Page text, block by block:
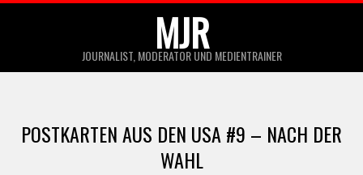
MJR
JOURNALIST, MODERATOR UND MEDIENTRAINER
Menu
POSTKARTEN AUS DEN USA #9 – NACH DER
WAHL